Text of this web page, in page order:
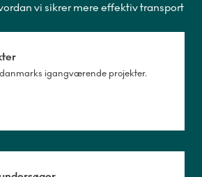
vi sikrer mere effektiv transport
igangværende projekter.